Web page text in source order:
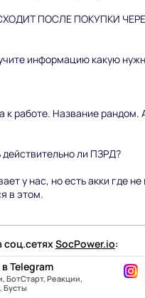
ПОСЛЕ ПОКУПКИ
информацию какую
к работе. Название
действительно ли ПЗРД?
у нас, но есть акки где
в этом.
соц.сетяхSocPower.io:
Telegram
БотСтарт, Реакции,
Бусты